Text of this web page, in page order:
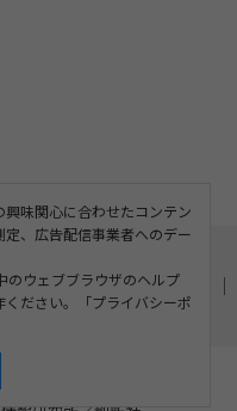
規約
ーポリシー
お問い合わせ
Rights Reserved.
味関心に合わせたコンテン
、広告配信事業者へのデー
のウェブブラウザのヘルプ
ください。「プライバシーポ